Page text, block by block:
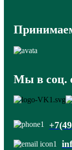
Мы в соц.